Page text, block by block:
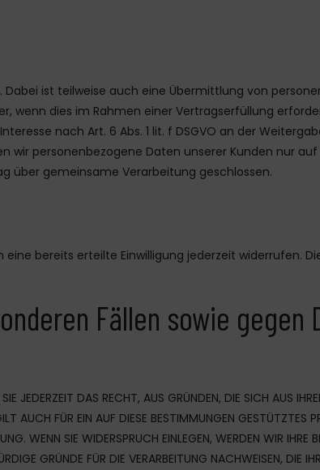
ist teilweise auch eine Übermittlung von
wenn dies im Rahmen einer Vertragserfüllung
nach Art. 6 Abs. 1 lit. f DSGVO an der
personenbezogene Daten unserer Kunden nur
über gemeinsame Verarbeitung geschlossen.
bereits erteilte Einwilligung jederzeit widerrufen.
Fällen sowie gegen
JEDERZEIT DAS RECHT, AUS GRÜNDEN, DIE SICH AUS
AUCH FÜR EIN AUF DIESE BESTIMMUNGEN GESTÜTZTES
WENN SIE WIDERSPRUCH EINLEGEN, WERDEN WIR IHRE
GRÜNDE FÜR DIE VERARBEITUNG NACHWEISEN, DIE